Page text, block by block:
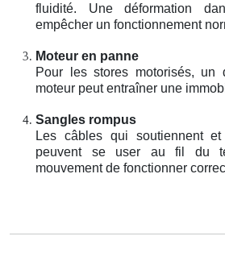
fluidité. Une déformation
empêcher un fonctionnement
Moteur en panne
Pour les stores motorisés, un
moteur peut entraîner une
Sangles rompus
Les câbles qui soutiennent
peuvent se user au fil du
mouvement de fonctionner